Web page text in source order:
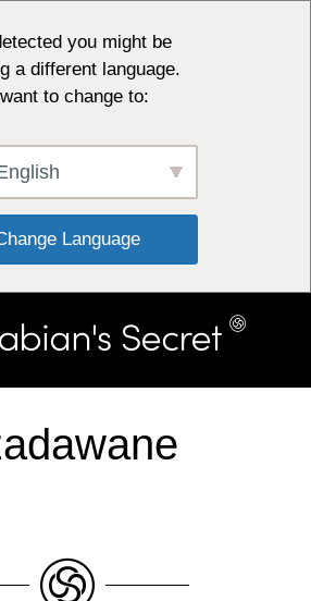
you might be
a different language.
to change to:
Language